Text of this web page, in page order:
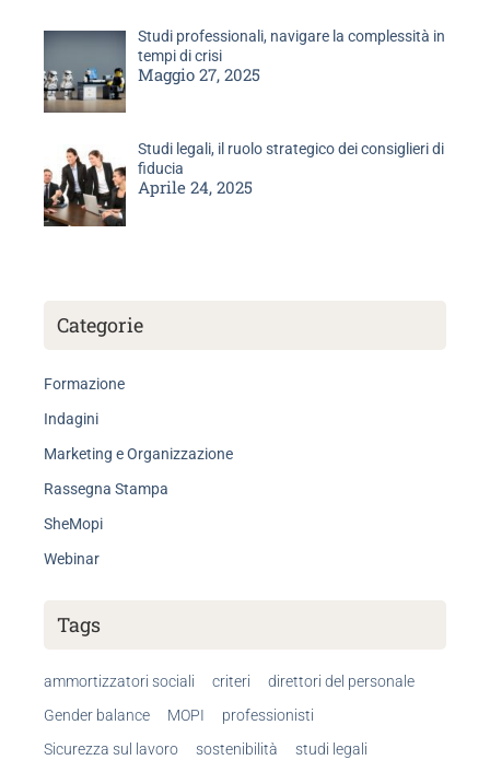
Studi professionali, navigare la complessità in
tempi di crisi
Maggio 27, 2025
Studi legali, il ruolo strategico dei consiglieri di
fiducia
Aprile 24, 2025
Categorie
Formazione
Indagini
Marketing e Organizzazione
Rassegna Stampa
SheMopi
Webinar
Tags
ammortizzatori sociali criteri
direttori del personale
Gender balance
MOPI
professionisti
Sicurezza sul lavoro
sostenibilità
studi legali